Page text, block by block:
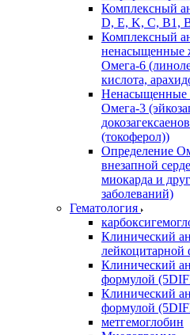
Комплексный
D, E, K, C, B1,
Комплексный
ненасыщенные
Омега-6
кислота,
Ненасыщенные
Омега-3
(токоферол))
Определение
внезапной
миокарда и
заболеваний)
Гематология
Клинический
Клинический
формулой
Клинический
формулой
метгемоглобин